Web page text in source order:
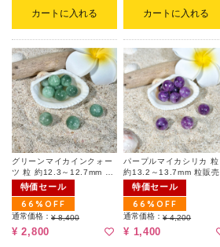
カートに入れる カートに入れる
グリーンマイカインクォー
ツ 粒 約12.3～12.7mm 粒
販売（ランダム）
特価セール
66%OFF
通常価格： ¥ 8,400
¥ 2,800
パープルマイカシリカ 粒
約13.2～13.7mm 粒販売
（ランダム）
特価セール
66%OFF
通常価格：¥ 4,200
¥ 1,400